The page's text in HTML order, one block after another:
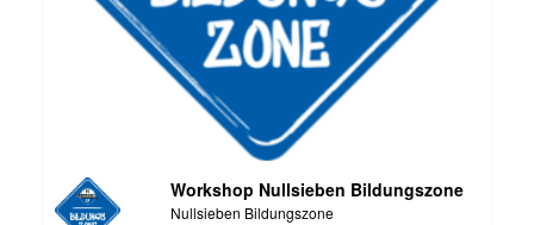
Workshop Nullsieben Bildungszone
Nullsieben Bildungszone